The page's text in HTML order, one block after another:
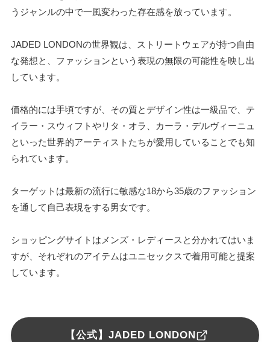
うジャンルの中で一風変わった存在感を放っています。
JADED LONDONの世界観は、ストリートウェアが持つ自由
な発想と、ファッションという表現の無限の可能性を映し出
しています。
価格的には手頃ですが、その質とデザイン性は一級品で、テ
イラー・スウィフトやリタ・オラ、カーラ・デルヴィーニュ
といった世界的アーティストたちが愛用していることでも知
られています。
ターゲットは最新の流行に敏感な18から35歳のファッション
を通して自己表現をする男女です。
ショッピングサイトはメンズ・レディースと分かれてはいま
すが、それぞれのアイテムはユニセックスで着用可能と提案
しています。
【公式】JADED LONDON